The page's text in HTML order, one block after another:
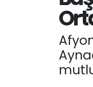
ASAYİŞ
GÜNCEL
SİYASET
Trafik
Süper Lig
Tüm
Son Dakika